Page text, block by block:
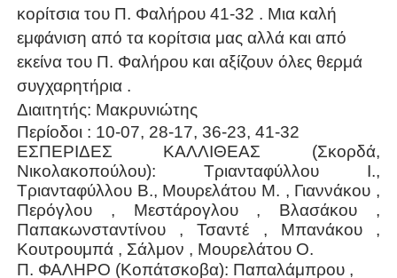
κορίτσια του Π. Φαλήρου 41-32 . Μια καλή
εμφάνιση από τα κορίτσια μας αλλά και από
εκείνα του Π. Φαλήρου και αξίζουν όλες θερμά
συγχαρητήρια .
Διαιτητής: Μακρυνιώτης
Περίοδοι : 10-07, 28-17, 36-23, 41-32
ΕΣΠΕΡΙΔΕΣ ΚΑΛΛΙΘΕΑΣ (Σκορδά,
Νικολακοπούλου): Τριανταφύλλου Ι.,
Τριανταφύλλου Β., Μουρελάτου Μ. , Γιαννάκου ,
Περόγλου , Μεστάρογλου , Βλασάκου ,
Παπακωνσταντίνου , Τσαντέ , Μπανάκου ,
Κουτρουμπά , Σάλμον , Μουρελάτου Ο.
Π. ΦΑΛΗΡΟ (Κοπάτσκοβα): Παπαλάμπρου ,